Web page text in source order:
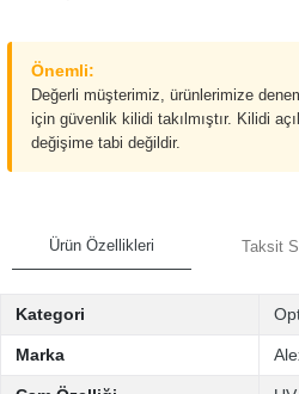
Önemli:
Değerli müşterimiz, ürünlerimize
için güvenlik kilidi takılmıştır. Kilidi
değişime tabi değildir.
Ürün Özellikleri Taksit
Kategori
Marka